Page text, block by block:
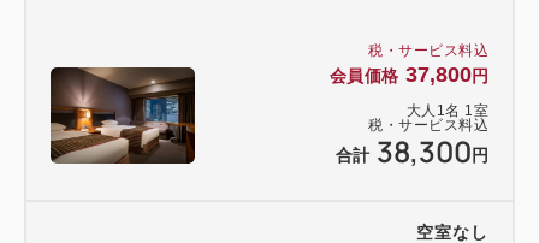
税・サービス料込
会員価格 37,800円
大人 1 名 1 室
税・サービス料込
合計 38,300 円
空室なし